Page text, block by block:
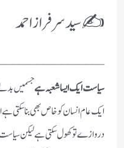
✍️ سید سرفراز احمد
سیاست ایک ایسا شعبہ ہےجسمیں
ایک عام انسان کو خاص بھی بنا سکتی
دروازے تو کھول سکتی ہے لیکن